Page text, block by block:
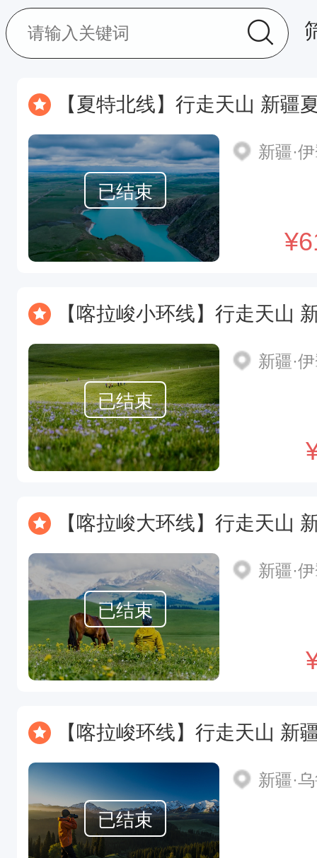
【夏特北线】行走天山 新疆夏特大北线
已结束
新疆·
¥
【喀拉峻小环线】行走天山 新疆喀拉峻
已结束
新疆·
【喀拉峻大环线】行走天山 新疆喀拉峻
已结束
新疆·
【喀拉峻环线】行走天山 新疆喀拉峻小/
已结束
新疆·